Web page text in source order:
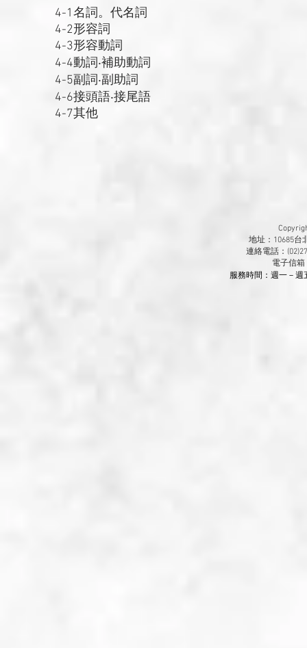
4-1名詞。代名詞
4-2形容詞
4-3形容動詞
4-4動詞‧補助動詞
4-5副詞‧副助詞
4-6接頭語‧接尾語
4-7其他
地址：10685台
連絡電話：
電子信箱
服務時間：週一－